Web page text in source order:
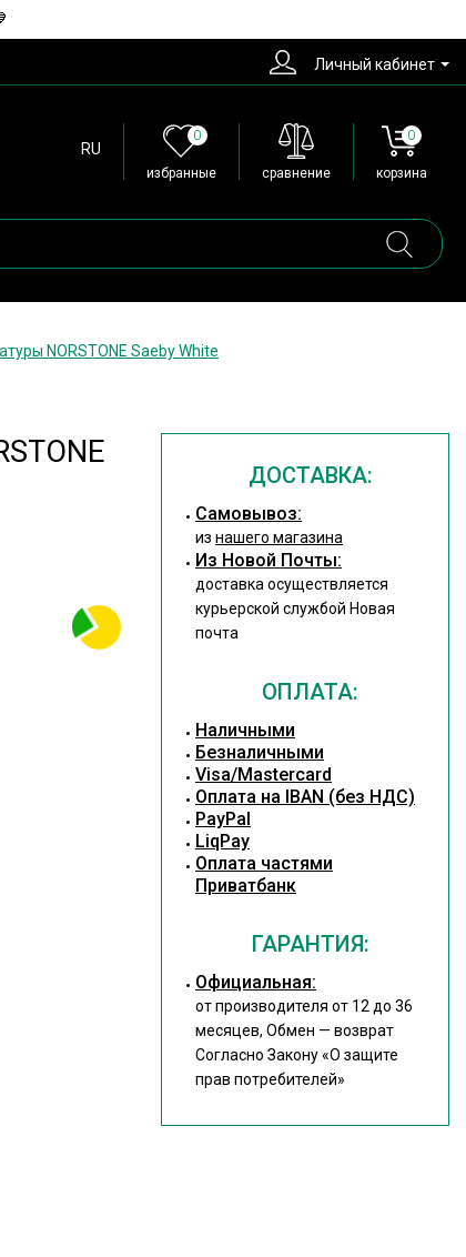
Личный кабинет
RU
0
избранные сравнение
0
корзина
NORSTONE Saeby White
ДОСТАВКА:
Cамовывоз:
из нашего магазина
Из Новой Почты:
доставка осуществляется
курьерской службой Новая
почта
ОПЛАТА:
Наличными
Безналичными
Visa/Mastercard
Оплата на IBAN (без НДС)
PayPal
LiqPay
Оплата частями
Приватбанк
ГАРАНТИЯ:
Официальная:
от производителя от 12 до 36
месяцев, Обмен — возврат
Согласно Закону«О защите
прав потребителей»